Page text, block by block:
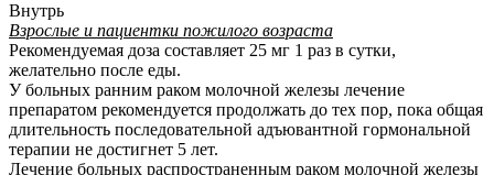
Внутрь
Взрослые и пациентки пожилого возраста
Рекомендуемая доза составляет 25 мг 1 раз в сутки,
желательно после еды.
У больных ранним раком молочной железы лечение
препаратом рекомендуется продолжать до тех пор, пока общая
длительность последовательной адъювантной гормональной
терапии не достигнет 5 лет.
Лечение больных распространенным раком молочной железы